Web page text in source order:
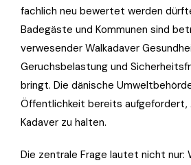
fachlich neu bewertet werden
Badegäste und Kommunen sind
verwesender Walkadaver
Geruchsbelastung und
bringt. Die dänische
Öffentlichkeit bereits aufgefordert,
Kadaver zu halten.
Die zentrale Frage lautet nicht nur: